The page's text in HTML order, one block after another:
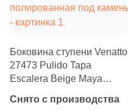
Боковина ступени Venatto
27473 Pulido Tapa
Escalera Beige Maya
полированная под камень
Снято с производства